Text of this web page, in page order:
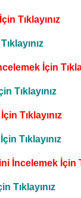
Tıklayınız
İçin
Tıklayınız
Tıklayınız
Tıklayınız
İncelemek İçin
Tıklayınız